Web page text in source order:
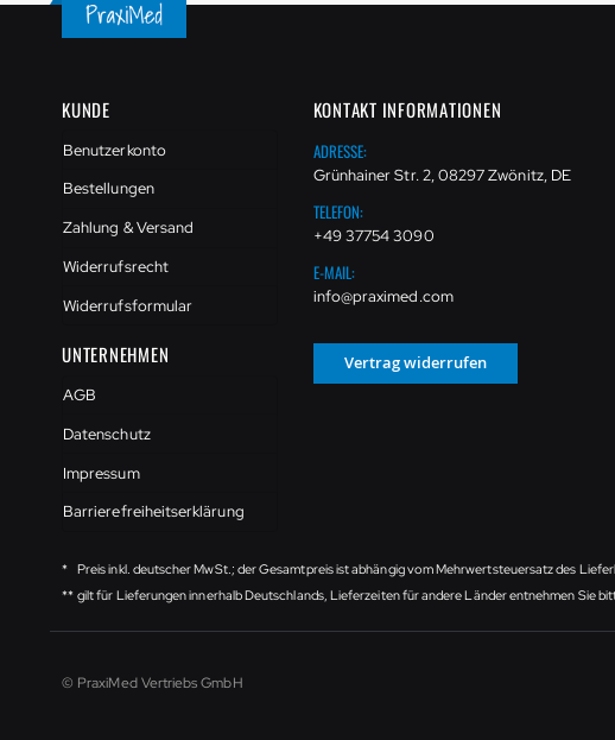
KUNDE
Benutzerkonto
Bestellungen
Zahlung & Versand
Widerrufsrecht
Widerrufsformular
UNTERNEHMEN
AGB
Datenschutz
Impressum
Barrierefreiheitserklärung
KONTAKT INFORMATIONEN
ADRESSE:
Grünhainer Str. 2, 08297 Zwönitz, DE
TELEFON:
+49 37754 3090
E-MAIL:
info@praximed.com
Vertrag widerrufen
* Preis inkl. deutscher MwSt.; der Gesamtpreis ist abhängig vom Mehrwertsteuersatz des
** gilt für Lieferungen innerhalb Deutschlands, Lieferzeiten für andere Länder entnehmen Sie
© PraxiMed Vertriebs GmbH